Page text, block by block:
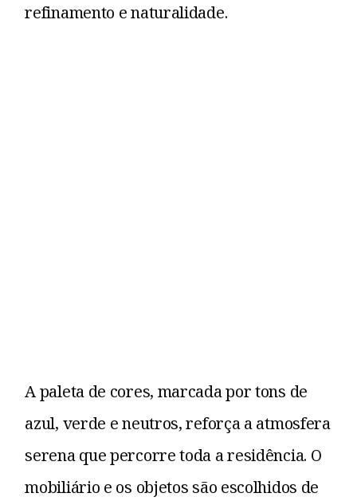
refinamento e naturalidade.
A paleta de cores, marcada por tons de
azul, verde e neutros, reforça a atmosfera
serena que percorre toda a residência. O
mobiliário e os objetos são escolhidos de